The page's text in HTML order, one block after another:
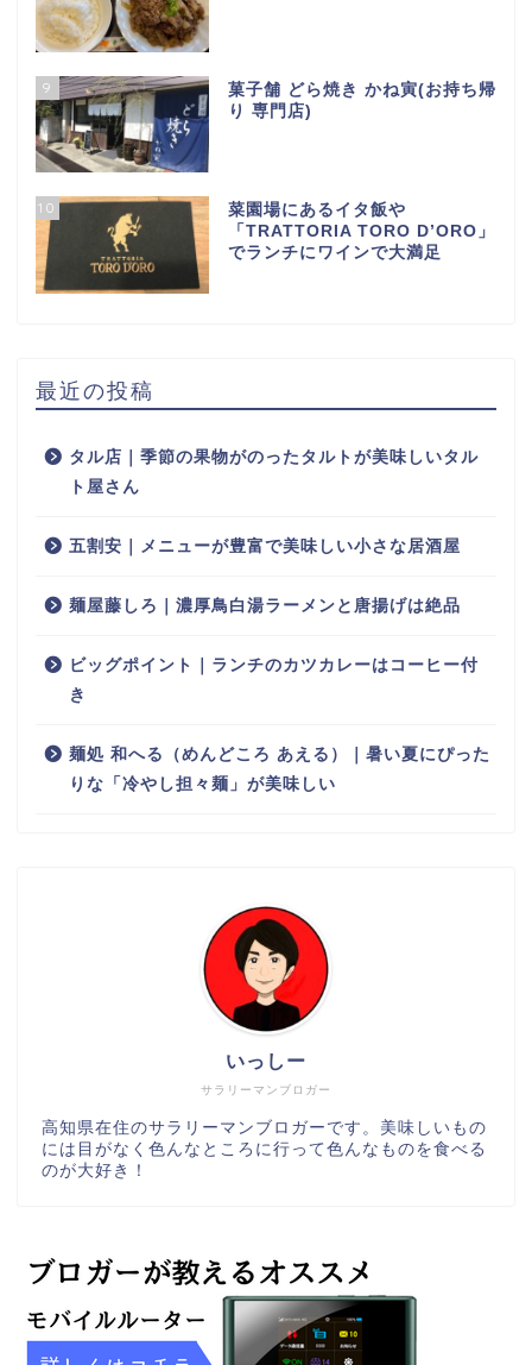
9
菓子舗 どら焼き かね寅(お持ち帰
り 専門店)
10
菜園場にあるイタ飯や
「TRATTORIA TORO D’ORO」
でランチにワインで大満足
最近の投稿
タル店｜季節の果物がのったタルトが美味しいタル
ト屋さん
五割安｜メニューが豊富で美味しい小さな居酒屋
麺屋藤しろ｜濃厚鳥白湯ラーメンと唐揚げは絶品
ビッグポイント｜ランチのカツカレーはコーヒー付
き
麺処 和へる（めんどころ あえる）｜暑い夏にぴった
りな「冷やし担々麺」が美味しい
サラリーマンブロガー
いっしー
高知県在住のサラリーマンブロガーです。美味しいもの
には目がなく色んなところに行って色んなものを食べる
のが大好き！